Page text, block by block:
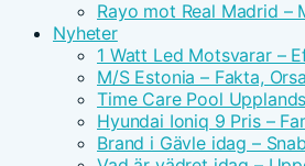
Rayo mot Real Madrid –
Nyheter
1 Watt Led Motsvarar –
M/S Estonia – Fakta,
Time Care Pool
Hyundai Ioniq 9 Pris –
Brand i Gävle idag –